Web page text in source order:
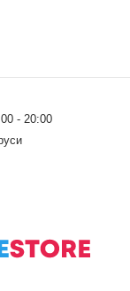
- 20:00